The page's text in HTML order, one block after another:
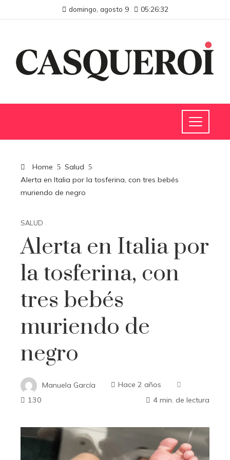
domingo, agosto 9 05:26:33
Home
Salud
Alerta en Italia por la tosferina, con tres bebés
muriendo de negro
SALUD
Alerta en Italia por
la tosferina, con
tres bebés
muriendo de
negro
Manuela García
Hace 2 años
130
4 min. de lectura